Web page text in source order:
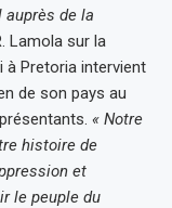
auprès de la
Lamola sur la
à Pretoria intervient
de son pays au
« Notre
histoire de
et
le peuple du